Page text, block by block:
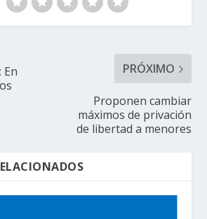
PRÓXIMO
Proponen cambiar
máximos de privación
de libertad a menores